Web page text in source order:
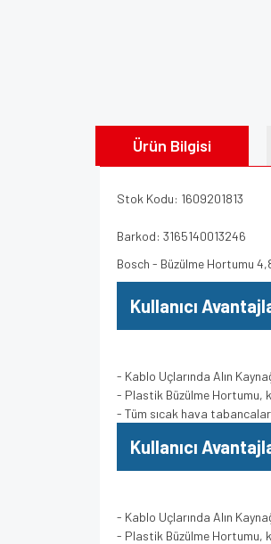
Ürün Bilgisi
Stok Kodu: 1609201813
Barkod: 3165140013246
Bosch - Büzülme Hortumu
Kullanıcı
- Kablo Uçlarında Alın
- Plastik Büzülme Hortumu,
- Tüm sıcak hava
Kullanıcı
- Kablo Uçlarında Alın
- Plastik Büzülme Hortumu,